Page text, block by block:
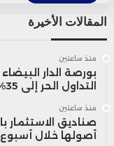
المقالات الأخيرة
منذ ساعتين
التداول الحر إلى 35%
منذ ساعتين
أصولها خلال أسبوع